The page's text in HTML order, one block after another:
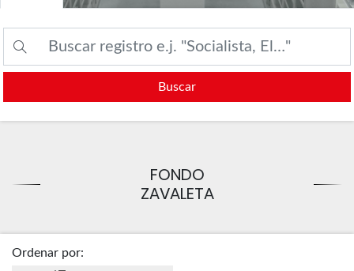
Buscar
FONDO
ZAVALETA
Ordenar por: